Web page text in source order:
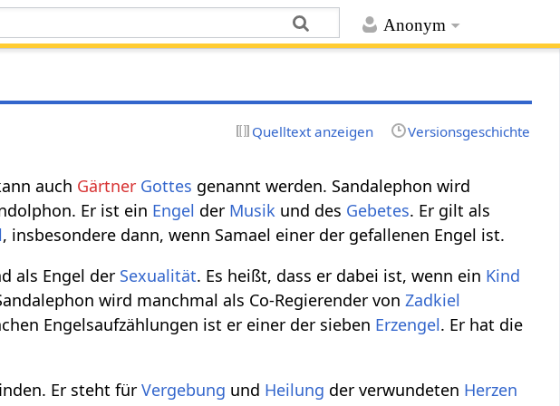
Anonym
Quelltext anzeigen Versionsgeschichte
auch Gärtner Gottes genannt werden. Sandalephon wird
Er ist ein Engel der Musik und des Gebetes. Er gilt als
, insbesondere dann, wenn Samael einer der gefallenen Engel ist.
als Engel der Sexualität. Es heißt, dass er dabei ist, wenn ein Kind
wird manchmal als Co-Regierender vonZadkiel
Engelsaufzählungen ist er einer der sieben Erzengel. Er hat die
Er steht fürVergebung und Heilung der verwundeten Herzen